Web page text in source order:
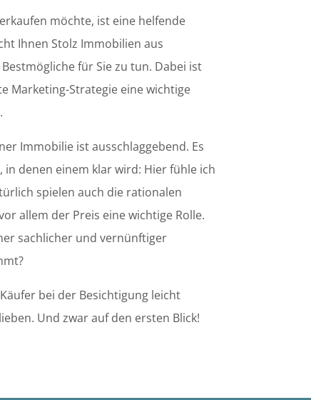
möchte, ist eine helfende
Ihnen Stolz Immobilien aus
für Sie zu tun. Dabei ist
Marketing-Strategie eine wichtige
Immobilie ist ausschlaggebend. Es
denen einem klar wird: Hier fühle ich
spielen auch die rationalen
allem der Preis eine wichtige Rolle.
sachlicher und vernünftiger
bei der Besichtigung leicht
Und zwar auf den ersten Blick!